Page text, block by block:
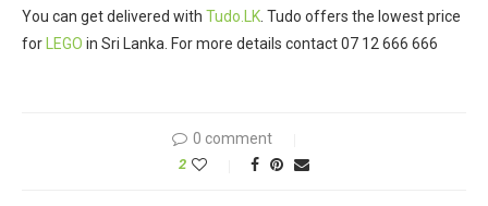
You can get delivered with Tudo.LK. Tudo offers the lowest price
for LEGO in Sri Lanka. For more details contact 07 12 666 666
0 comment
2